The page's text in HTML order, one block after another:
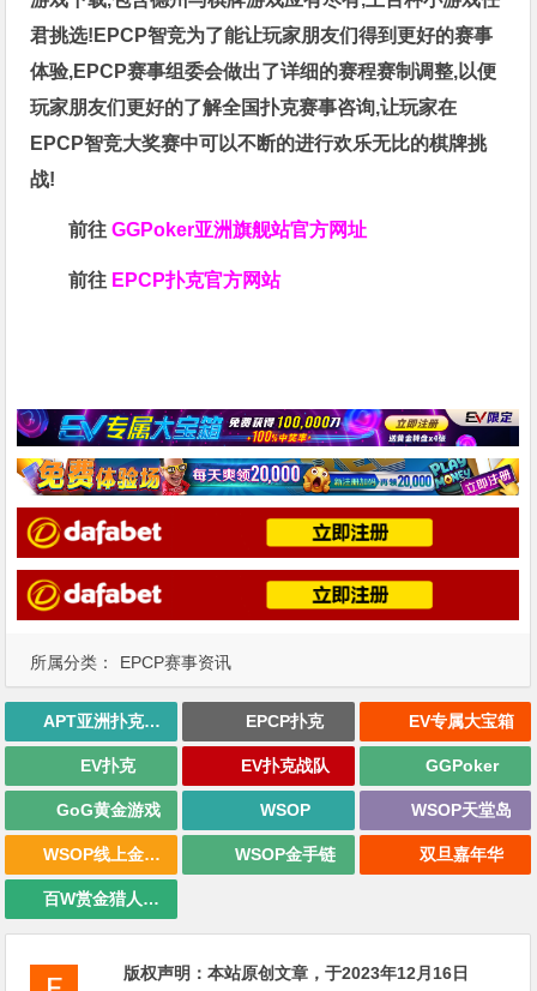
所属分类： EPCP赛事资讯
君挑选!EPCP智竞为了能让玩家朋友们得到更好的赛事
体验,EPCP赛事组委会做出了详细的赛程赛制调整,以便
玩家朋友们更好的了解全国扑克赛事咨询,让玩家在
EPCP智竞大奖赛中可以不断的进行欢乐无比的棋牌挑
战!
前往GGPoker亚洲旗舰站官方网址
前往 EPCP扑克官方网站
APT亚洲扑克巡回赛 EPCP扑克 EV专属大宝箱
EV扑克 EV扑克战队 GGPoker
GoG黄金游戏 WSOP WSOP天堂岛
WSOP线上金手链 WSOP金手链 双旦嘉年华
百W赏金猎人大奖赛
版权声明：本站原创文章，于2023年12月16日